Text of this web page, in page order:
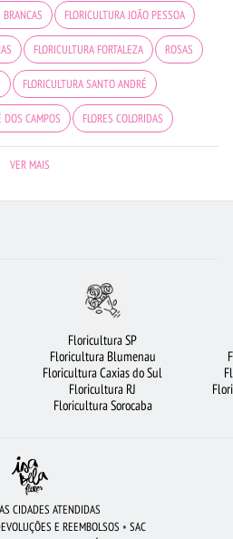
BRANCAS FLORICULTURA JOÃO PESSOA
FLORICULTURA FORTALEZA ROSAS
FLORICULTURA SANTO ANDRÉ
DOS CAMPOS FLORES COLORIDAS
FLORICULTURA BRASÍLIA
SP FLORICULTURA OSASCO
VIOLETA MAIS BUSCADOS
SANTOS
AMARELAS
DE FLORES FLORICULTURA JUNDIAÍ
VER MAIS
Floricultura SP
Floricultura Blumenau
Floricultura Caxias do Sul
Floricultura RJ
Floricultura Sorocaba
CIDADES ATENDIDAS
E REEMBOLSOS • SAC